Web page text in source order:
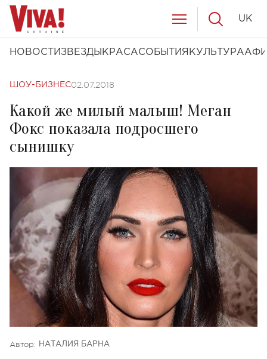
НОВОСТИ ЗВЕЗДЫ КРАСАСОБЫТИЯ КУЛЬТУРА
UK
ШОУ-БИЗНЕС02.07.2018
Какой же милый малыш! Меган
Фокс показала подросшего
сынишку
Автор: НАТАЛИЯ БАРНА